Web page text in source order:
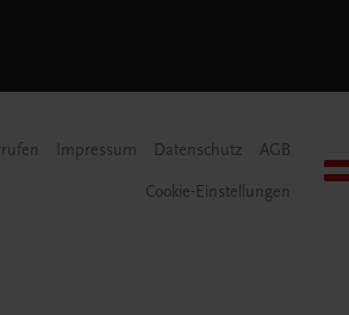
Impressum Datenschutz AGB
Cookie-Einstellungen